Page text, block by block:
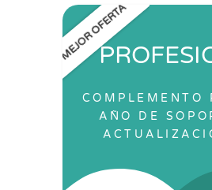
MEJOR OFERTA
COMPLEMENTO
AÑO DE